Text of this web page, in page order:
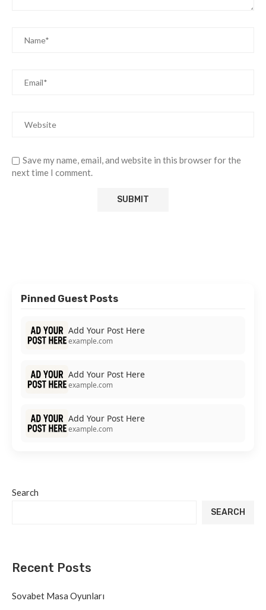
Save my name, email, and website in this browser for the
next time I comment.
Pinned Guest Posts
Add Your Post Here
example.com
Add Your Post Here
example.com
Add Your Post Here
example.com
Search
SEARCH
Recent Posts
Sovabet Masa Oyunları